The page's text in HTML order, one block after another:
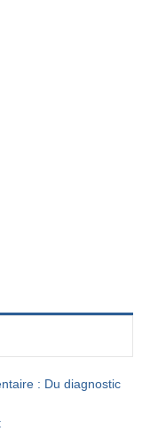
: Du diagnostic